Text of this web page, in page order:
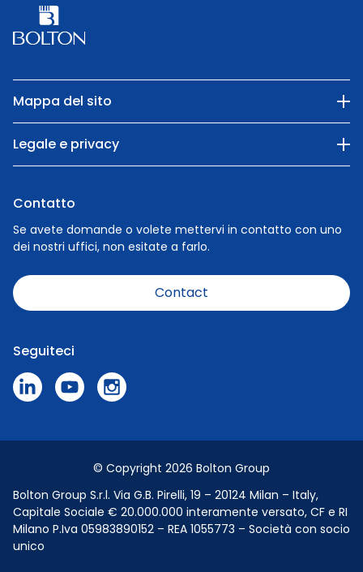
Mappa del sito
La nostra azienda
Categorie
Natura
Persone
Carriera
Notizie
Codice di Condotta
Speak Up Policy - Fare una segnalazione
Stampa e media
Legale e privacy
Cookie Policy
Contatto
Se avete domande o volete mettervi in contatto con uno
dei nostri uffici, non esitate a farlo.
Contact
Seguiteci
© Copyright 2026 Bolton Group
Bolton Group S.r.l. Via G.B. Pirelli, 19 – 20124 Milan – Italy,
Capitale Sociale € 20.000.000 interamente versato, CF e RI
Milano P.Iva 05983890152 – REA 1055773 – Società con socio
unico